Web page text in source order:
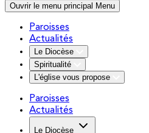
Ouvrir le menu principal Menu
Paroisses
Actualités
Le Diocèse
Spiritualité
L'église vous propose
Paroisses
Actualités
Le Diocèse